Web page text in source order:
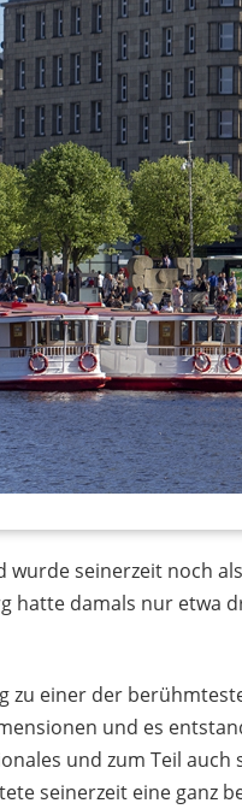
wurde seinerzeit noch als
hatte damals nur etwa
zu einer der
und es
und zum Teil auch
seinerzeit eine ganz